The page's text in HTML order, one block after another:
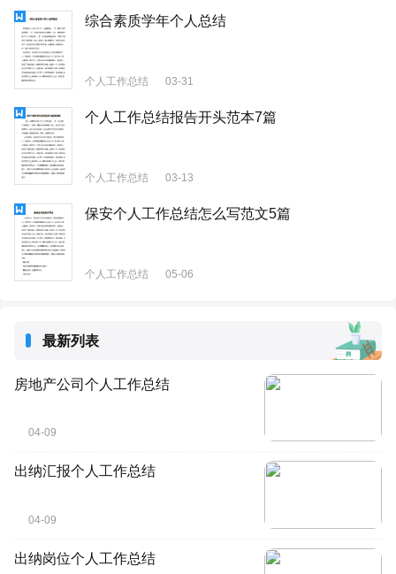
综合素质学年个人总结
个人工作总结 03-31
个人工作总结报告开头范本7篇
个人工作总结 03-13
保安个人工作总结怎么写范文5篇
个人工作总结 05-06
最新列表
房地产公司个人工作总结
04-09
出纳汇报个人工作总结
04-09
出纳岗位个人工作总结